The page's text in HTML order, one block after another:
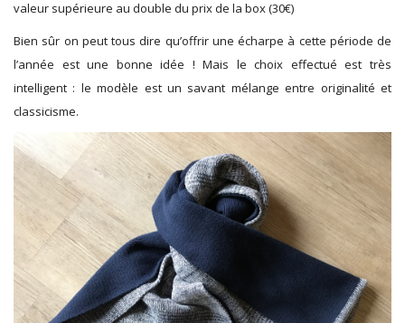
valeur supérieure au double du prix de la box (30€)
Bien sûr on peut tous dire qu’offrir une écharpe à cette période de
l’année est une bonne idée ! Mais le choix effectué est très
intelligent : le modèle est un savant mélange entre originalité et
classicisme.